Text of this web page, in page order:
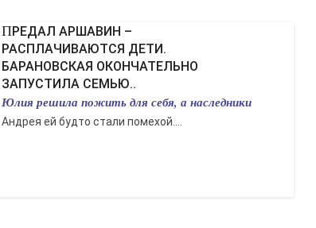
ПРЕДАЛ АРШАВИН –
РАСПЛАЧИВАЮТСЯ ДЕТИ.
БАРАНОВСКАЯ ОКОНЧАТЕЛЬНО
ЗАПУСТИЛА СЕМЬЮ..
Юлия решила пожить для себя, а наследники
Андрея ей будто стали помехой....